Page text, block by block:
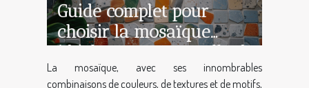
Guide complet pour
choisir la mosaïque
idéale pour votre salle de
bain
La mosaïque, avec ses innombrables
combinaisons de couleurs, de textures et de motifs,